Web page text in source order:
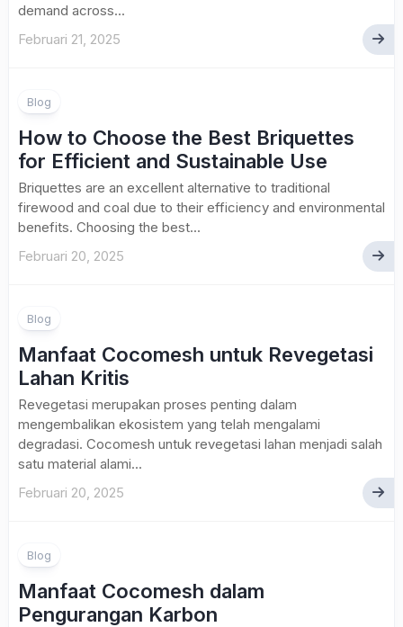
demand across...
Februari 21, 2025
Blog
How to Choose the Best Briquettes
for Efficient and Sustainable Use
Briquettes are an excellent alternative to traditional
firewood and coal due to their efficiency and environmental
benefits. Choosing the best...
Februari 20, 2025
Blog
Manfaat Cocomesh untuk Revegetasi
Lahan Kritis
Revegetasi merupakan proses penting dalam
mengembalikan ekosistem yang telah mengalami
degradasi. Cocomesh untuk revegetasi lahan menjadi salah
satu material alami...
Februari 20, 2025
Blog
Manfaat Cocomesh dalam
Pengurangan Karbon